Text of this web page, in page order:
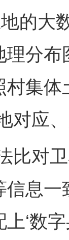
的大
理分
集
对应
对卫
息
‘数